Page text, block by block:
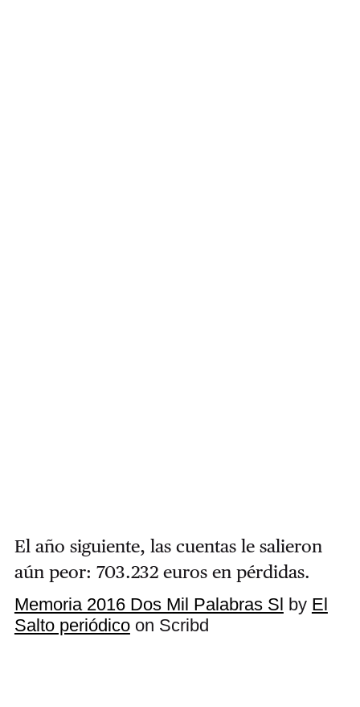
El año siguiente, las cuentas le salieron
aún peor: 703.232 euros en pérdidas.
Memoria 2016 Dos Mil Palabras Sl by El
Salto periódicoon Scribd